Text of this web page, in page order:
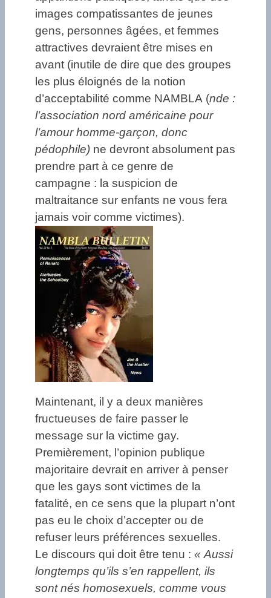
images compatissantes de jeunes
gens, personnes âgées, et femmes
attractives devraient être mises en
avant (inutile de dire que des groupes
les plus éloignés de la notion
d’acceptabilité comme NAMBLA (nde :
l’association nord américaine pour
l’amour homme-garçon, donc
pédophile) ne devront absolument pas
prendre part à ce genre de
campagne : la suspicion de
maltraitance sur enfants ne vous fera
jamais voir comme victimes).
Maintenant, il y a deux manières
fructueuses de faire passer le
message sur la victime gay.
Premièrement, l’opinion publique
majoritaire devrait en arriver à penser
que les gays sont victimes de la
fatalité, en ce sens que la plupart n’ont
pas eu le choix d’accepter ou de
refuser leurs préférences sexuelles.
Le discours qui doit être tenu : « Aussi
longtemps qu’ils s’en rappellent, ils
sont nés homosexuels, comme vous